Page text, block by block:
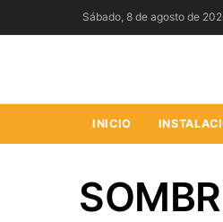
al
Sábado, 8 de agosto de
INICIO